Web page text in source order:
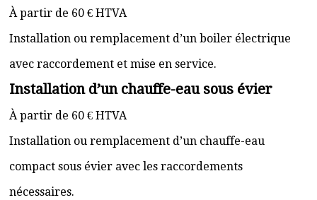
À partir de 60 € HTVA
Installation ou remplacement d’un boiler électrique
avec raccordement et mise en service.
Installation d’un chauffe-eau sous évier
À partir de 60 € HTVA
Installation ou remplacement d’un chauffe-eau
compact sous évier avec les raccordements
nécessaires.